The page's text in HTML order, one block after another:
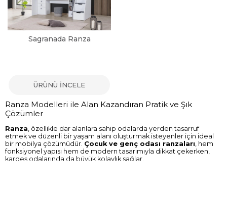
Sagranada Ranza
ÜRÜNÜ İNCELE
Ranza Modelleri ile Alan Kazandıran Pratik ve Şık
Çözümler
Ranza , özellikle dar alanlara sahip odalarda yerden tasarruf
etmek ve düzenli bir yaşam alanı oluşturmak isteyenler için ideal
bir mobilya çözümüdür. Çocuk ve genç odası ranzaları , hem
fonksiyonel yapısı hem de modern tasarımıyla dikkat çekerken,
kardeş odalarında da büyük kolaylık sağlar.